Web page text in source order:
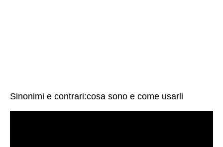
Sinonimi e contrari:cosa sono e come usarli